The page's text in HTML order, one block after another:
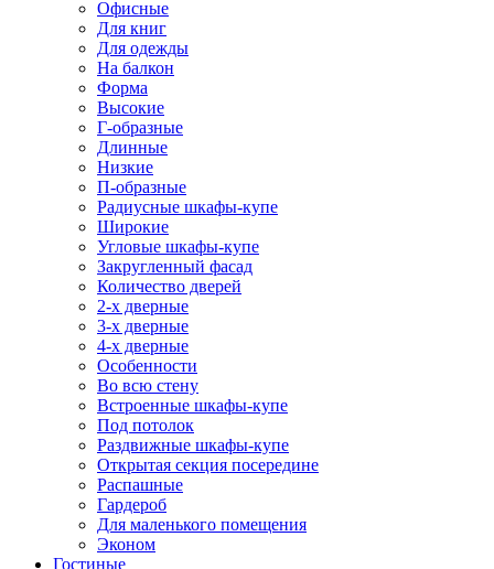
Офисные
Для книг
Для одежды
На балкон
Форма
Высокие
Г-образные
Длинные
Низкие
П-образные
Радиусные шкафы-купе
Широкие
Угловые шкафы-купе
Закругленный фасад
Количество дверей
2-х дверные
3-х дверные
4-х дверные
Особенности
Во всю стену
Встроенные шкафы-купе
Под потолок
Раздвижные шкафы-купе
Открытая секция посередине
Распашные
Гардероб
Для маленького помещения
Эконом
Гостиные